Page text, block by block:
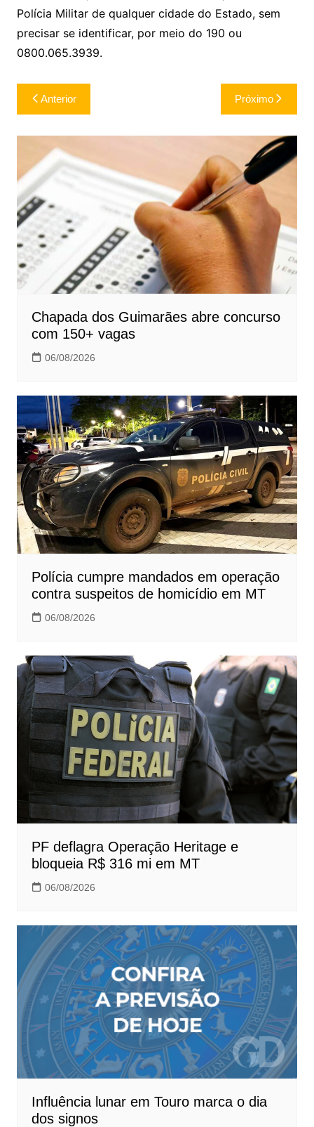
Polícia Militar de qualquer cidade do Estado, sem
precisar se identificar, por meio do 190 ou
0800.065.3939.
Navegação
de
Post
Anterior Próximo
Chapada dos Guimarães abre concurso
com 150+ vagas
06/08/2026
Polícia cumpre mandados em operação
contra suspeitos de homicídio em MT
06/08/2026
PF deflagra Operação Heritage e
bloqueia R$ 316 mi em MT
06/08/2026
Influência lunar em Touro marca o dia
dos signos